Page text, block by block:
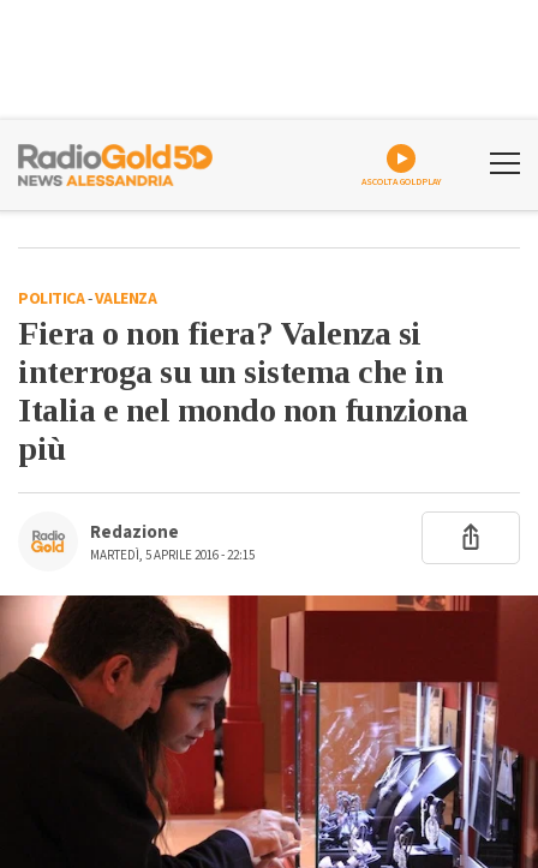
ASCOLTA GOLDPLAY
POLITICA-VALENZA
Fiera o non fiera? Valenza si
interroga su un sistema che in
Italia e nel mondo non funziona
più
Redazione
MARTEDÌ, 5 APRILE 2016 - 22:15